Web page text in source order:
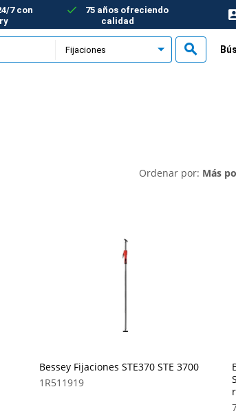
7 con
75 años ofreciendo
calidad
Ordenar por: Más
Bessey Fijaciones STE370 STE 3700
1R511919